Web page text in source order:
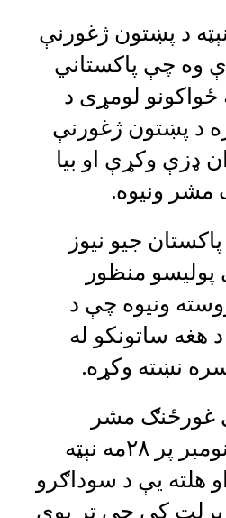
پر ۱۳مه نېټه د پښتون ژغورنې
وه چې پاکستاني
ځواکونو لومړى د
د پښتون ژغورنې
ډزې وکړې او بيا
مشر ونیوه.
جیو نیوز
منظور
ونیوه چې د
د هغه ساتونکو له
سره نښته وکړه.
غورځنګ مشر
منظور پښتین د نومبر پر ۲۸مه نېټه
هلته یې د سوداګرو
پرلت کې چې تر یوې